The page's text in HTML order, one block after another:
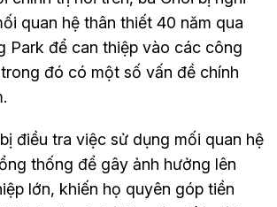
quan hệ thân thiết 40 năm qua
Park để can thiệp vào các công
đó có một số vấn đề chính
điều tra việc sử dụng mối quan hệ
thống để gây ảnh hưởng lên
lớn, khiến họ quyên góp tiền